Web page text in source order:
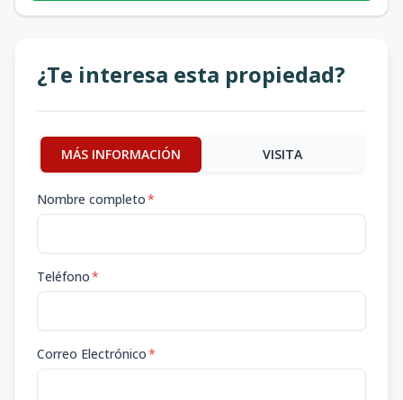
¿Te interesa esta propiedad?
MÁS INFORMACIÓN VISITA
Nombre completo*
Teléfono*
Correo Electrónico*